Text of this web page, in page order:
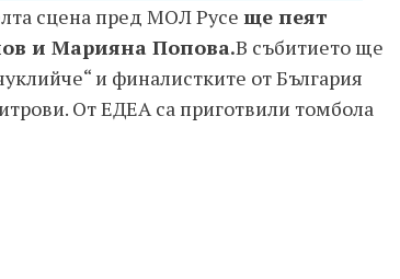
сцена пред МОЛ Русе ще пеят
и Марияна Попова.В събитието ще
и финалистките от България
От ЕДЕА са приготвили томбола